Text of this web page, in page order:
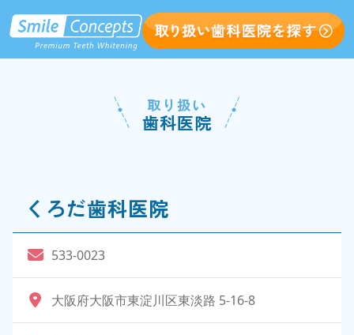
取り扱い
歯科医院
くろだ歯科医院
533-0023
大阪府大阪市東淀川区東淡路 5-16-8